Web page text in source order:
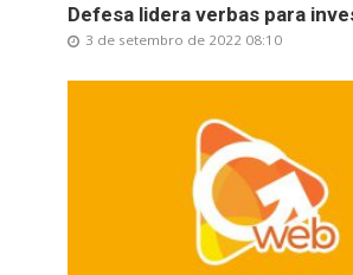
Defesa lidera verbas para
3 de setembro de 2022 08:10